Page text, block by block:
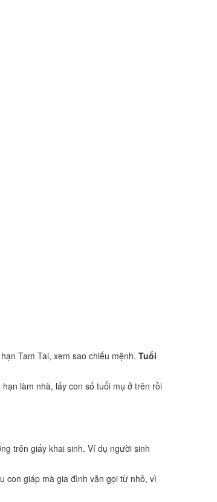
Tam Tai, xem sao chiếu mệnh. Tuổi
làm nhà, lấy con số tuổi mụ ở trên rồi
trên giấy khai sinh. Ví dụ người sinh
con giáp mà gia đình vẫn gọi từ nhỏ, vì